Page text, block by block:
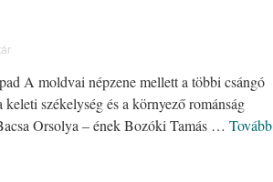
A moldvai népzene mellett a többi csángó
székelység és a környező románság
Orsolya – ének Bozóki Tamás … Tovább